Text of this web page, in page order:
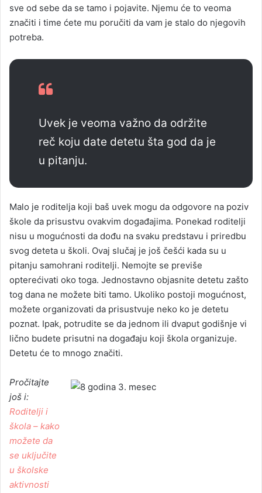
sve od sebe da se tamo i pojavite. Njemu će to veoma
značiti i time ćete mu poručiti da vam je stalo do njegovih
potreba.
Uvek je veoma važno da održite
reč koju date detetu šta god da je
u pitanju.
Malo je roditelja koji baš uvek mogu da odgovore na poziv
škole da prisustvu ovakvim događajima. Ponekad roditelji
nisu u mogućnosti da dođu na svaku predstavu i priredbu
svog deteta u školi. Ovaj slučaj je još češći kada su u
pitanju samohrani roditelji. Nemojte se previše
opterećivati oko toga. Jednostavno objasnite detetu zašto
tog dana ne možete biti tamo. Ukoliko postoji mogućnost,
možete organizovati da prisustvuje neko ko je detetu
poznat. Ipak, potrudite se da jednom ili dvaput godišnje vi
lično budete prisutni na događaju koji škola organizuje.
Detetu će to mnogo značiti.
Pročitajte
još i:
Roditelji i
škola – kako
možete da
se uključite
u školske
aktivnosti